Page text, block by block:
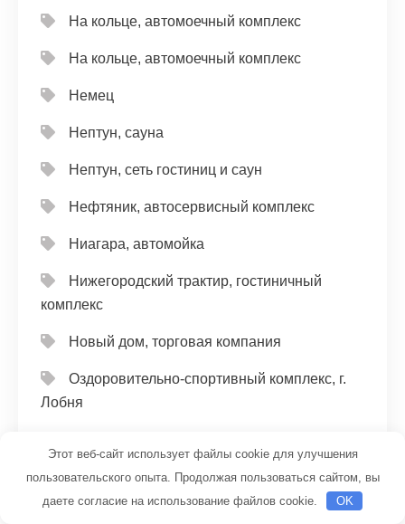
На кольце, автомоечный комплекс
На кольце, автомоечный комплекс
Немец
Нептун, сауна
Нептун, сеть гостиниц и саун
Нефтяник, автосервисный комплекс
Ниагара, автомойка
Нижегородский трактир, гостиничный
комплекс
Новый дом, торговая компания
Оздоровительно-спортивный комплекс, г.
Лобня
Ольгин мост, база отдыха
Этот веб-сайт использует файлы cookie для улучшения
пользовательского опыта. Продолжая пользоваться сайтом, вы
даете согласие на использование файлов cookie.
OK